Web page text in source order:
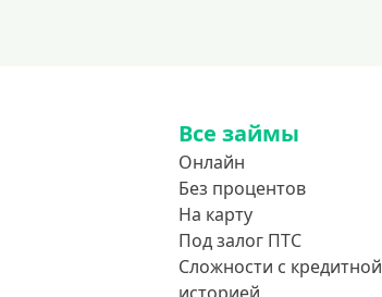
Все займы
Онлайн
Без процентов
На карту
Под залог ПТС
Сложности с кредитной